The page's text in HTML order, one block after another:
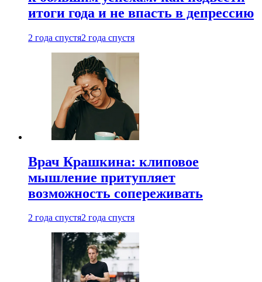
итоги года и не впасть в депрессию
2 года спустя2 года спустя
Врач Крашкина: клиповое
мышление притупляет
возможность сопереживать
2 года спустя2 года спустя